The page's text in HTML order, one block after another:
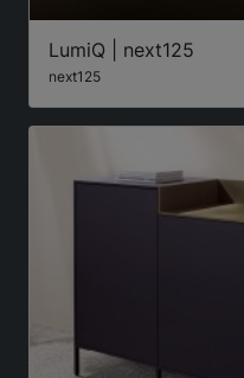
LumiQ | next125
next125